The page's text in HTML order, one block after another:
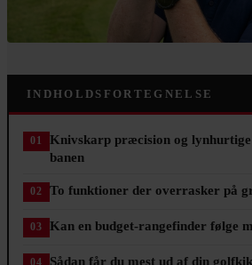
INDHOLDSFORTEGNELSE
Knivskarp præcision og
banen
To funktioner der overrasker på
Kan en budget-rangefinder følge
Sådan får du mest ud af din